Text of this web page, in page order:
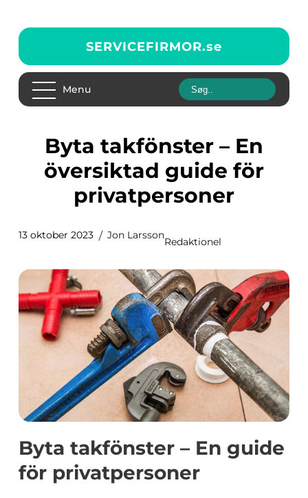
SERVICEFIRMOR.se
Menu
Byta takfönster – En
översiktad guide för
privatpersoner
13 oktober 2023 Jon Larsson
Redaktionel
Byta takfönster – En guide
för privatpersoner